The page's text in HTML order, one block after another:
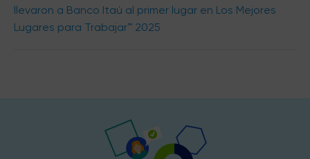
llevaron a Banco Itaú al primer lugar en Los Mejores
Lugares para Trabajar™ 2025